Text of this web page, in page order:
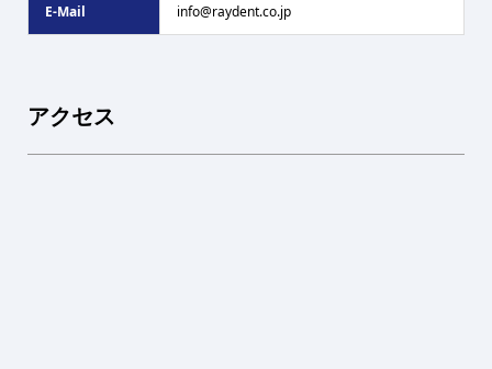
E-Mail info@raydent.co.jp
アクセス